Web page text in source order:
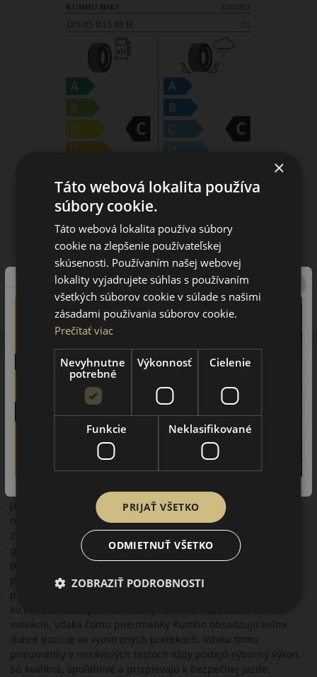
O značke
Kumho Tires je najväčším priemyselným konglomerátom
Južnej Kórei. Je to výrobca pneumatík Kumho, Samyang,
Marshal. Ich produkty sú známe hlavne v zaoceánskej oblasti,
kde sa montujú ako prvovýbava na mnohé vozidlá, ale aj
mnoho európskych výrobcov (Smart-Mercedes, Volkswagen),
ktorí obľubujú tieto pneumatiky kvôli výbornej kvalite a
dostupnej cene. V Ázii, v Severnej Amerike a v Európe
(Anglicko) má výrobca výskumné strediská a v Nemecku sa
nachádza vývojové stredisko. S výrobou pneumatík začala
značka Kumho v roku 1950 a pomerne rýchlo vybudovala
globálnu sieť. Aktívne sa zúčastňuje na automobilových
pretekoch ako sponzor alebo ako dodávateľ okruhových
pneumatík. Výrobky firmy Kumho sú obľúbené aj v kruhoch
pretekárov vďaka výbornej cene. Pneumatiky na osobné autá
sú cenovo dostupné. Samozrejme firma nezabudla ani na
inovácie, vďaka čomu pneumatiky Kumho obsadzujú veľmi
dobré pozície vo vyostrených pretekoch. Vďaka tomu
pneumatiky v nezávislých testoch vždy podajú výborný výkon.
Sú kvalitné, spoľahlivé a prispievajú k bezpečnej jazde.
Upozornenie! Hodnoty na štítku sú len informatívneho
charakteru. Môžu byť dodané pneumatiky aj s EU štítkami v
zmysle doposiaľ platnej (predchádzajúcej) legislatívy.
×
Táto webová lokalita používa
súbory cookie.
Táto webová lokalita používa súbory
cookie na zlepšenie používateľskej
skúsenosti. Používaním našej webovej
lokality vyjadrujete súhlas s používaním
všetkých súborov cookie v súlade s našimi
zásadami používania súborov cookie.
Prečítať viac
Nevyhnutne
potrebné
Výkonnosť Cielenie
Funkcie Neklasifikované
PRIJAŤ VŠETKO
ODMIETNUŤ VŠETKO
ZOBRAZIŤ PODROBNOSTI